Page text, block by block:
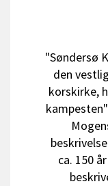
"Søndersø
den
korskirke,
ca. 150